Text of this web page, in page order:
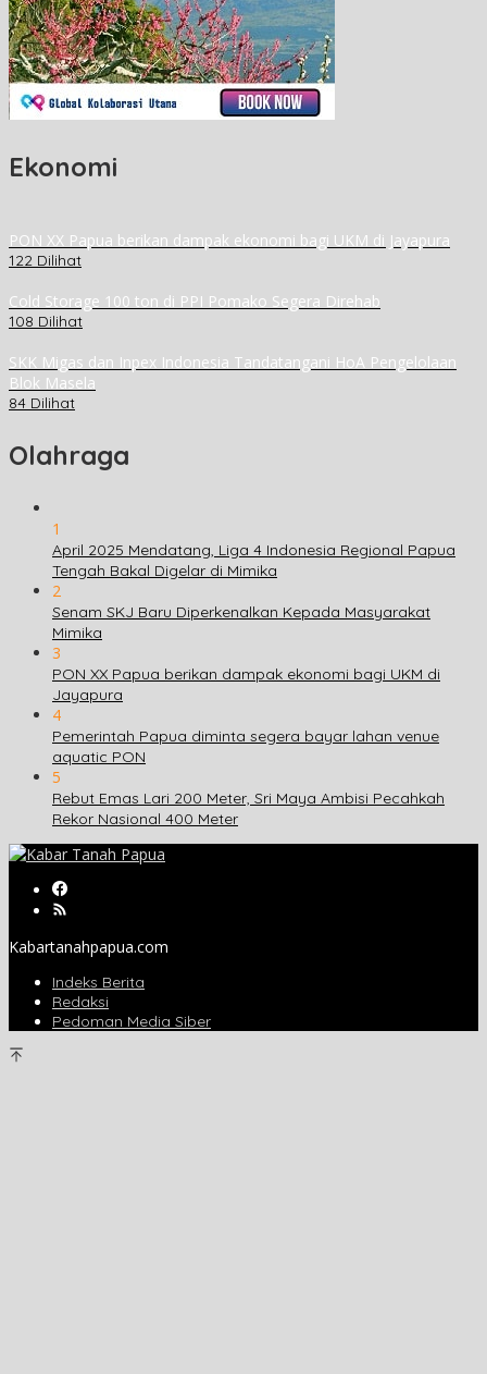
Ekonomi
PON XX Papua berikan dampak ekonomi bagi UKM di Jayapura
122 Dilihat
Cold Storage 100 ton di PPI Pomako Segera Direhab
108 Dilihat
SKK Migas dan Inpex Indonesia Tandatangani HoA Pengelolaan
Blok Masela
84 Dilihat
Olahraga
1
April 2025 Mendatang, Liga 4 Indonesia Regional Papua
Tengah Bakal Digelar di Mimika
2
Senam SKJ Baru Diperkenalkan Kepada Masyarakat
Mimika
3
PON XX Papua berikan dampak ekonomi bagi UKM di
Jayapura
4
Pemerintah Papua diminta segera bayar lahan venue
aquatic PON
5
Rebut Emas Lari 200 Meter, Sri Maya Ambisi Pecahkah
Rekor Nasional 400 Meter
Kabartanahpapua.com
Indeks Berita
Redaksi
Pedoman Media Siber